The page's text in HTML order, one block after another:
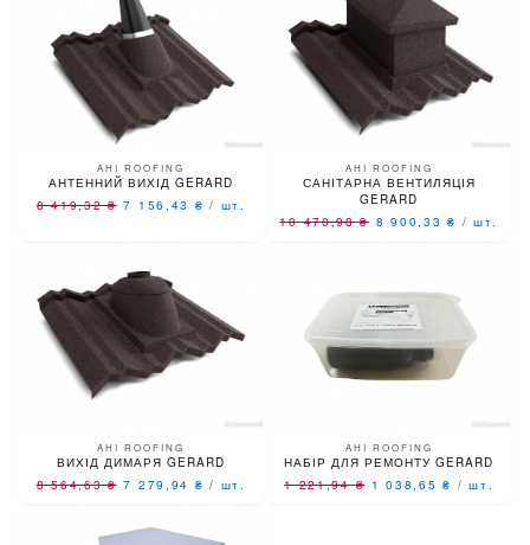
AHI ROOFING
АНТЕННИЙ ВИХІД GERARD
8 419,32₴ 7 156,43 ₴ / шт.
AHI ROOFING
САНІТАРНА ВЕНТИЛЯЦІЯ
GERARD
10 470,98₴ 8 900,33₴ / шт.
AHI ROOFING
ВИХІД ДИМАРЯ GERARD
8 564,63₴ 7 279,94 ₴ / шт.
AHI ROOFING
НАБІР ДЛЯ РЕМОНТУ GERARD
1 221,94₴ 1 038,65₴ / шт.